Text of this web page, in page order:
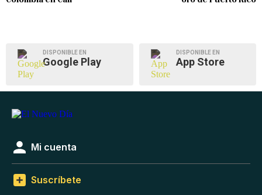
DISPONIBLE EN
Google Play
DISPONIBLE EN
App Store
Mi cuenta
Suscríbete